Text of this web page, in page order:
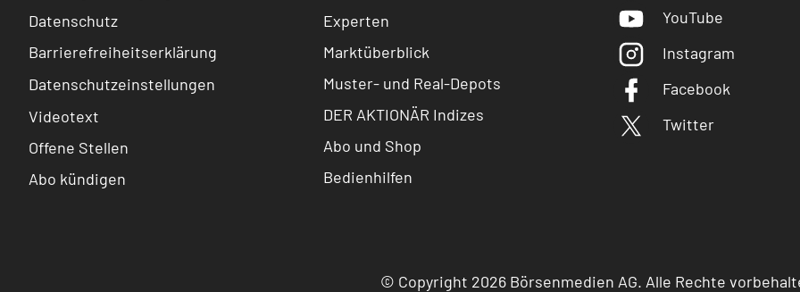
Datenschutz
Barrierefreiheitserklärung
Datenschutzeinstellungen
Videotext
Offene Stellen
Abo kündigen
Experten
Marktüberblick
Muster- und Real-Depots
DER AKTIONÄR Indizes
Abo und Shop
Bedienhilfen
YouTube
Instagram
Facebook
Twitter
© Copyright 2026 Börsenmedien AG. Alle Rechte